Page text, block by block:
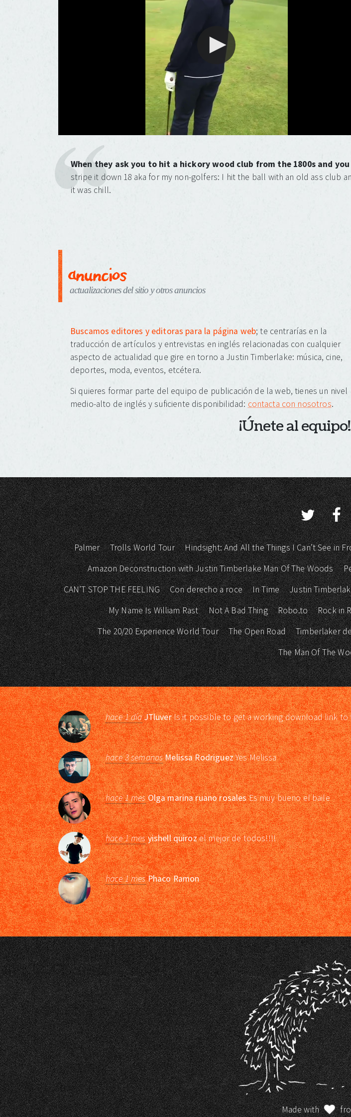
When they ask you to hit a hickory wood club from the 1800s and you
stripe it down 18 aka for my non-golfers: I hit the ball with an old ass club
it was chill.
anuncios
actualizaciones del sitio y otros anuncios
Buscamos editores y editoras para la página web; te centrarías en la
traducción de artículos y entrevistas en inglés relacionadas con cualquier
aspecto de actualidad que gire en torno a Justin Timberlake: música, cine,
deportes, moda, eventos, etcétera.
Si quieres formar parte del equipo de publicación de la web, tienes un nivel
medio-alto de inglés y suficiente disponibilidad: contacta con nosotros.
¡Únete al equipo!
Palmer Trolls World Tour Hindsight: And All the Things I Can’t See in
Amazon Deconstruction with Justin Timberlake Man Of The Woods
CAN’T STOP THE FEELING
Con derecho a roce In Time Justin
My Name Is William Rast
Not A Bad Thing Robo.to Rock in
The 20/20 Experience World Tour
The Open Road Timberlaker
The Man Of The
hace 1 díaJTluverIs it possible to get a working download link to
hace 3 semanasMelissa RodriguezYes Melissa
hace 1 mesOlga marina ruano rosalesEs muy bueno el baile
hace 1 mesyishell quirozel mejor de todos!!!!
hace 1 mesPhaco Ramon
Made with